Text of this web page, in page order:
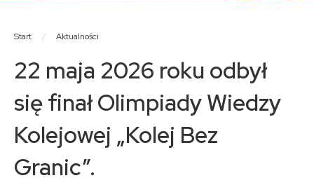
Dokumenty
Kontakt
Start / Aktualności
22 maja 2026 roku odbył
się finał Olimpiady Wiedzy
Kolejowej „Kolej Bez
Granic”.